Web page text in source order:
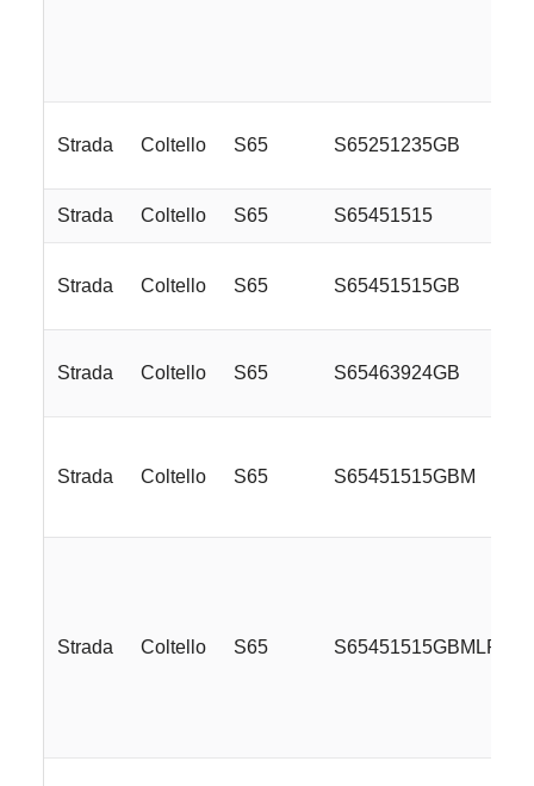
Strada Coltello S65 S65251235GB
Strada Coltello S65 S65451515
Strada Coltello S65 S65451515GB
Strada Coltello S65 S65463924GB
Strada Coltello S65 S65451515GBM
Strada Coltello S65 S65451515GBMLRE